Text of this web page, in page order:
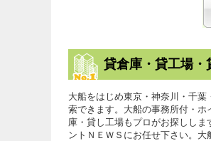
貸倉庫・貸工場・
大船をはじめ東京・神奈川・千
索できます。大船の事務所付・
庫・貸し工場もプロがお探しし
ントＮＥＷＳにお任せ下さい。